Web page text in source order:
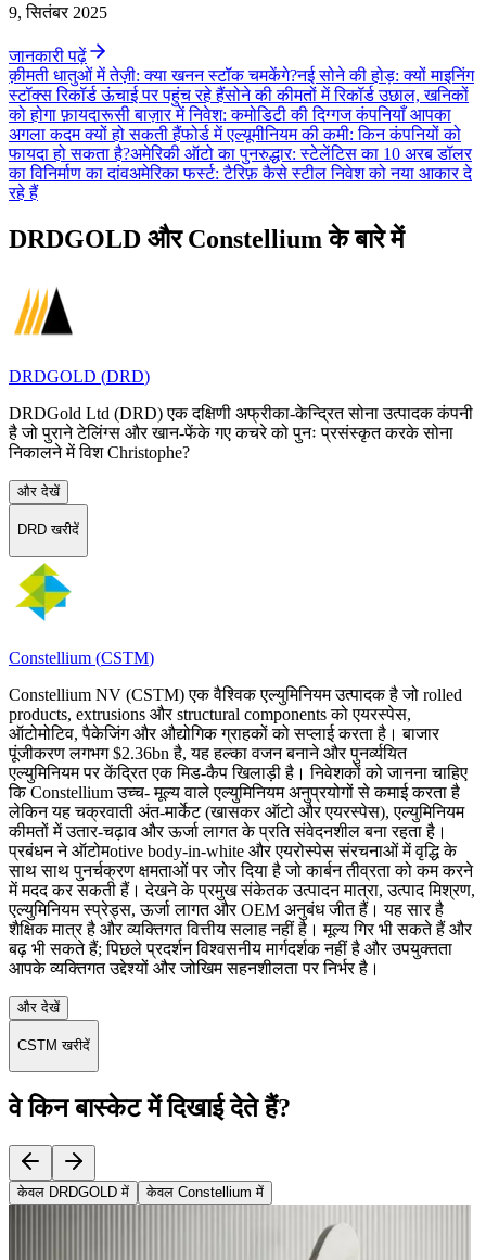
9, सितंबर 2025
जानकारी पढ़ें
क़ीमती धातुओं में तेज़ी: क्या खनन स्टॉक चमकेंगे?नई सोने की होड़: क्यों माइनिंग
स्टॉक्स रिकॉर्ड ऊंचाई पर पहुंच रहे हैंसोने की कीमतों में रिकॉर्ड उछाल, खनिकों
को होगा फ़ायदारूसी बाज़ार में निवेश: कमोडिटी की दिग्गज कंपनियाँ आपका
अगला कदम क्यों हो सकती हैंफोर्ड में एल्यूमीनियम की कमी: किन कंपनियों को
फायदा हो सकता है?अमेरिकी ऑटो का पुनरुद्धार: स्टेलेंटिस का 10 अरब डॉलर
का विनिर्माण का दांवअमेरिका फर्स्ट: टैरिफ़ कैसे स्टील निवेश को नया आकार दे
रहे हैं
DRDGOLD और Constellium के बारे में
DRDGOLD (DRD)
DRDGold Ltd (DRD) एक दक्षिणी अफ्रीका-केन्द्रित सोना उत्पादक कंपनी
है जो पुराने टेलिंग्स और खान-फेंके गए कचरे को पुनः प्रसंस्कृत करके सोना
निकालने में विश Christophe?
और देखें
DRD खरीदें
Constellium (CSTM)
Constellium NV (CSTM) एक वैश्विक एल्युमिनियम उत्पादक है जो rolled
products, extrusions और structural components को एयरस्पेस,
ऑटोमोटिव, पैकेजिंग और औद्योगिक ग्राहकों को सप्लाई करता है। बाजार
पूंजीकरण लगभग $2.36bn है, यह हल्का वजन बनाने और पुनर्व्ययित
एल्युमिनियम पर केंद्रित एक मिड‑कैप खिलाड़ी है। निवेशकों को जानना चाहिए
कि Constellium उच्च- मूल्य वाले एल्युमिनियम अनुप्रयोगों से कमाई करता है
लेकिन यह चक्रवाती अंत-मार्केट (खासकर ऑटो और एयरस्पेस), एल्युमिनियम
कीमतों में उतार-चढ़ाव और ऊर्जा लागत के प्रति संवेदनशील बना रहता है।
प्रबंधन ने ऑटोमotive body‑in‑white और एयरोस्पेस संरचनाओं में वृद्धि के
साथ साथ पुनर्चक्रण क्षमताओं पर जोर दिया है जो कार्बन तीव्रता को कम करने
में मदद कर सकती हैं। देखने के प्रमुख संकेतक उत्पादन मात्रा, उत्पाद मिश्रण,
एल्युमिनियम स्प्रेड्स, ऊर्जा लागत और OEM अनुबंध जीत हैं। यह सार है
शैक्षिक मात्र है और व्यक्तिगत वित्तीय सलाह नहीं है। मूल्य गिर भी सकते हैं और
बढ़ भी सकते हैं; पिछले प्रदर्शन विश्वसनीय मार्गदर्शक नहीं है और उपयुक्तता
आपके व्यक्तिगत उद्देश्यों और जोखिम सहनशीलता पर निर्भर है।
और देखें
CSTM खरीदें
वे किन बास्केट में दिखाई देते हैं?
केवल DRDGOLD में केवल Constellium में